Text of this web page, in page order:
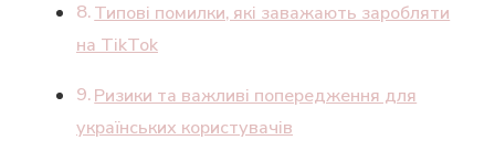
Типові помилки, які заважають заробляти
на TikTok
Ризики та важливі попередження для
українських користувачів